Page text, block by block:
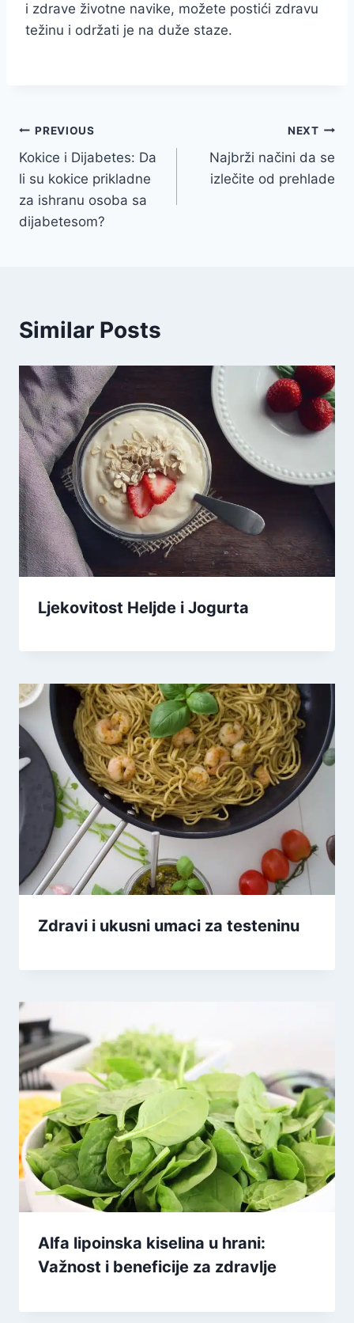
i zdrave životne navike, možete postići zdravu
težinu i održati je na duže staze.
Navigacija
članaka
PREVIOUS
Kokice i Dijabetes: Da
li su kokice prikladne
za ishranu osoba sa
dijabetesom?
NEXT
Najbrži načini da se
izlečite od prehlade
Similar Posts
Ljekovitost Heljde i Jogurta
Zdravi i ukusni umaci za testeninu
Alfa lipoinska kiselina u hrani:
Važnost i beneficije za zdravlje